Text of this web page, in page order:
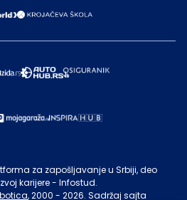
za zapošljavanje u Srbiji, deo
karijere - Infostud.
, 2000 - 2026. Sadržaj sajta